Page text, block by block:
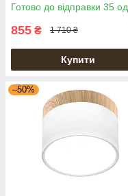
Готово до відправки 35 од.
855 ₴ 1 710 ₴
Купити
–50%